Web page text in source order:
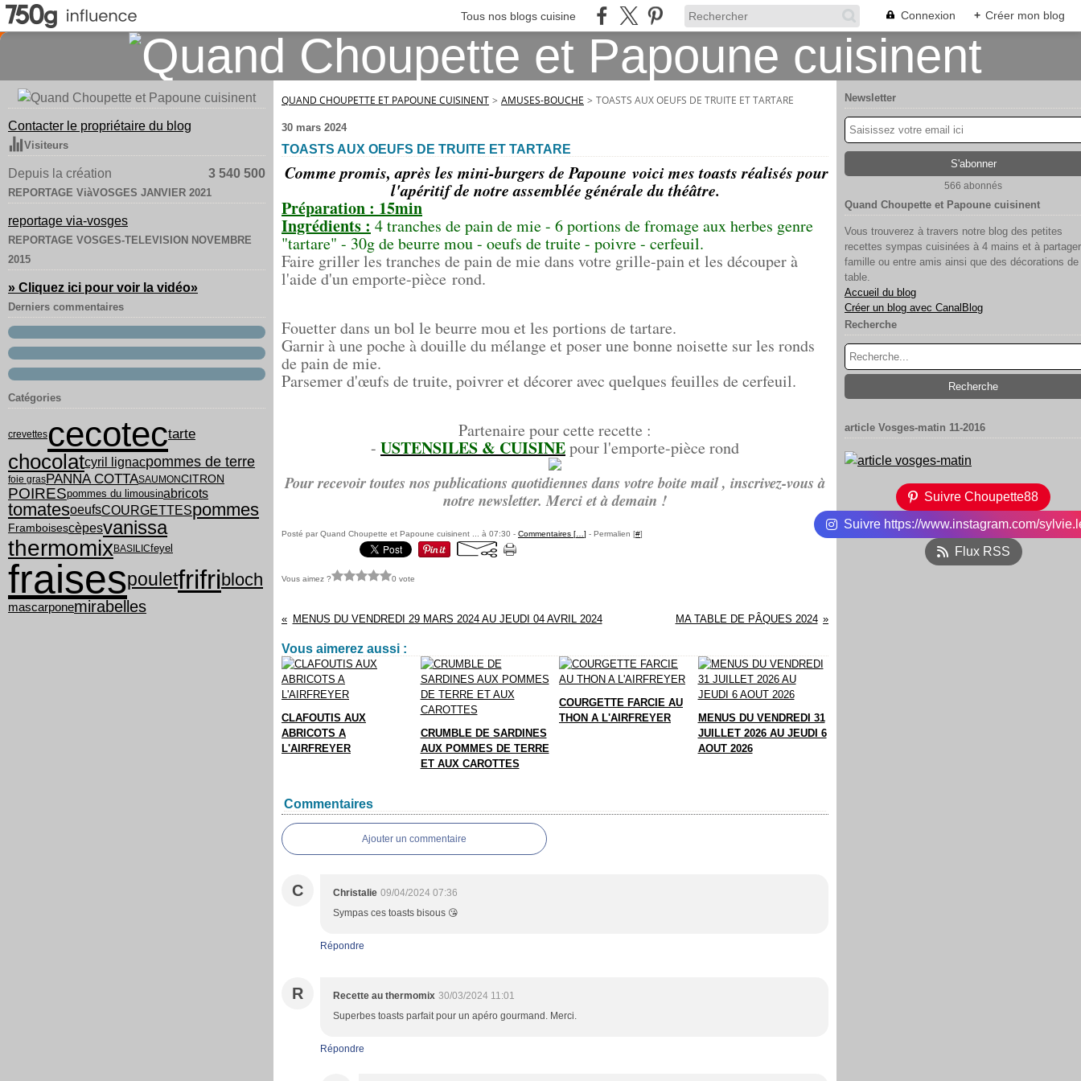
Tous nos blogs cuisine Connexion + Créer mon blog
Contacter le propriétaire du blog
Visiteurs
Depuis la création 3 540 500
REPORTAGE ViàVOSGES JANVIER 2021
reportage via-vosges
REPORTAGE VOSGES-TELEVISION NOVEMBRE
2015
» Cliquez ici pour voir la vidéo»
Derniers commentaires
Catégories
crevettescecotectarte
chocolatcyril lignacpommes de terre
foie grasPANNA COTTASAUMONCITRON
POIRESpommes du limousinabricots
tomatesoeufsCOURGETTESpommes
Framboisescèpesvanissa
thermomixBASILICfeyel
fraisespouletfrifribloch
mascarponemirabelles
QUAND CHOUPETTE ET PAPOUNE CUISINENT > AMUSES-BOUCHE > TOASTS AUX OEUFS DE TRUITE ET TARTARE
30 mars 2024
TOASTS AUX OEUFS DE TRUITE ET TARTARE
Comme promis, après les mini-burgers de Papoune voici mes toasts réalisés pour
l'apéritif de notre assemblée générale du théâtre.
Préparation : 15min
Ingrédients : 4 tranches de pain de mie - 6 portions de fromage aux herbes genre
"tartare" - 30g de beurre mou - oeufs de truite - poivre - cerfeuil.
Faire griller les tranches de pain de mie dans votre grille-pain et les découper à
l'aide d'un emporte-pièce rond.
Fouetter dans un bol le beurre mou et les portions de tartare.
Garnir à une poche à douille du mélange et poser une bonne noisette sur les ronds
de pain de mie.
Parsemer d'œufs de truite, poivrer et décorer avec quelques feuilles de cerfeuil.
Partenaire pour cette recette :
- USTENSILES & CUISINEpour l'emporte-pièce rond
Pour recevoir toutes nos publications quotidiennes dans votre boite mail , inscrivez-vous à
notre newsletter. Merci et à demain !
Posté par Quand Choupette et Papoune cuisinent ... à 07:30 - Commentaires [ ] - Permalien [#]
Vous aimez ? 0 vote
MENUS DU VENDREDI 29 MARS 2024 AU JEUDI 04 AVRIL 2024 MA TABLE DE PÂQUES 2024
Vous aimerez aussi :
CLAFOUTIS AUX
ABRICOTS A
L'AIRFREYER
CRUMBLE DE SARDINES
AUX POMMES DE TERRE
ET AUX CAROTTES
COURGETTE FARCIE AU
THON A L'AIRFREYER
MENUS DU VENDREDI 31
JUILLET 2026 AU JEUDI 6
AOUT 2026
Commentaires
Ajouter un commentaire
C Christalie 09/04/2024 07:36
Sympas ces toasts bisous 😘
Répondre
R Recette au thermomix 30/03/2024 11:01
Superbes toasts parfait pour un apéro gourmand. Merci.
Répondre
Newsletter
566 abonnés
Quand Choupette et Papoune cuisinent
Vous trouverez à travers notre blog des petites
recettes sympas cuisinées à 4 mains et à
famille ou entre amis ainsi que des décorations de
table.
Accueil du blog
Créer un blog avec CanalBlog
Recherche
article Vosges-matin 11-2016
Suivre Choupette88
Suivre https://www.instagram.com/
Flux RSS